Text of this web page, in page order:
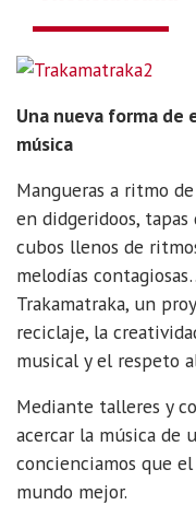
Una nueva forma de
música
Mangueras a ritmo
en didgeridoos,
cubos llenos de
melodías
Trakamatraka, un
reciclaje, la
musical y el respeto
Mediante talleres y
acercar la música de
concienciamos que
mundo mejor.